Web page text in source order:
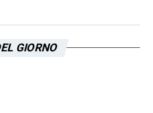
degli iberici.
GIORNO